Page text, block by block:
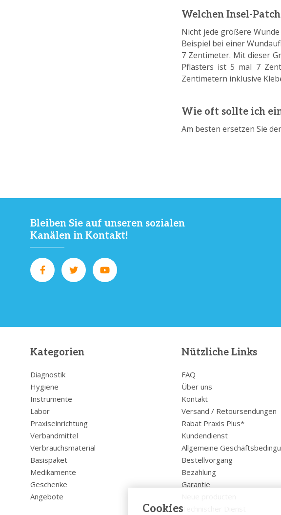
Cookies
Welchen Insel-
Nicht jede größere
Beispiel bei einer
7 Zentimeter. Mit dieser
Pflasters ist 5 mal 7
Zentimetern inklusive
Wie oft sollte ich
Am besten ersetzen Sie
Bleiben Sie auf unseren sozialen
Kanälen in Kontakt!
Kategorien
Diagnostik
Hygiene
Instrumente
Labor
Praxiseinrichtung
Verbandmittel
Verbrauchsmaterial
Basispaket
Medikamente
Geschenke
Angebote
Nützliche Links
FAQ
Über uns
Kontakt
Versand / Retoursendungen
Rabat Praxis Plus*
Kundendienst
Allgemeine
Bestellvorgang
Bezahlung
Garantie
Technischer Dienst